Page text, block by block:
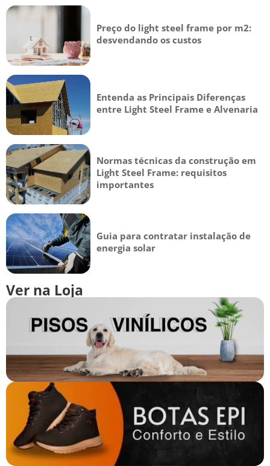
Preço do light steel frame por m2:
desvendando os custos
Entenda as Principais Diferenças
entre Light Steel Frame e Alvenaria
Normas técnicas da construção em
Light Steel Frame: requisitos
importantes
Guia para contratar instalação de
energia solar
Ver na Loja